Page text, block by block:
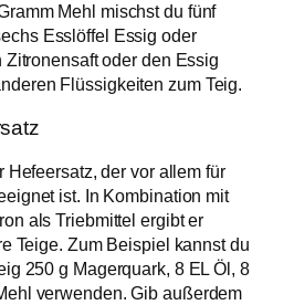
Mehl mischst du fünf
Esslöffel Essig oder
oder den Essig
Flüssigkeiten zum Teig.
Hefeersatz, der vor allem für
ist. In Kombination mit
als Triebmittel ergibt er
Teige. Zum Beispiel kannst du
250 g Magerquark, 8 EL Öl, 8
verwenden. Gib außerdem